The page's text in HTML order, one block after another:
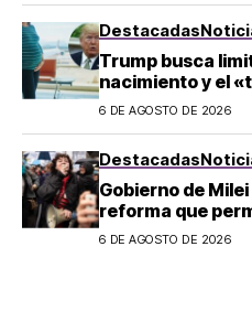
Destacadas
Trump busca
nacimiento y el
¿a quién afecta?
6 DE AGOSTO DE 2026
Destacadas
Gobierno de
reforma que
extranjeros en
6 DE AGOSTO DE 2026